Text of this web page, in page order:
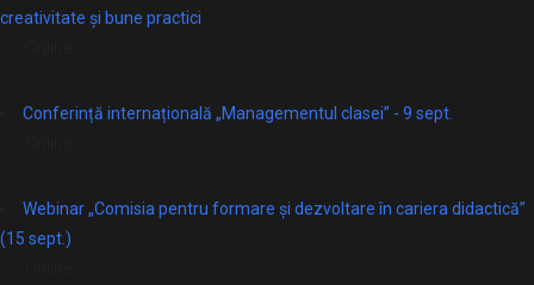
creativitate și bune practici
Conferință internațională „Managementul clasei” - 9 sept.
Webinar „Comisia pentru formare și dezvoltare în cariera didactică”
(15 sept.)